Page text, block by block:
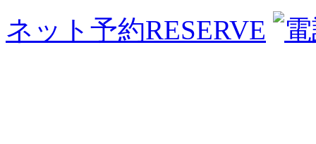
ネット予約RESERVE